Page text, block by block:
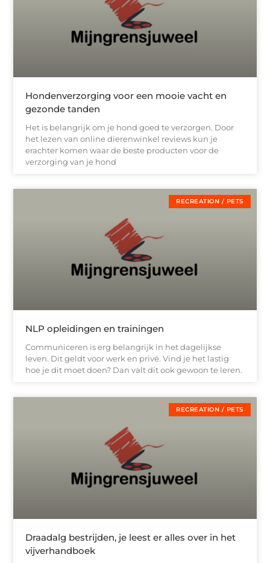
Hondenverzorging voor een mooie vacht en
gezonde tanden
Het is belangrijk om je hond goed te verzorgen. Door
het lezen van online dierenwinkel reviews kun je
erachter komen waar de beste producten voor de
verzorging van je hond
RECREATION / PETS
NLP opleidingen en trainingen
Communiceren is erg belangrijk in het dagelijkse
leven. Dit geldt voor werk en privé. Vind je het lastig
hoe je dit moet doen? Dan valt dit ook gewoon te leren.
RECREATION / PETS
Draadalg bestrijden, je leest er alles over in het
vijverhandboek